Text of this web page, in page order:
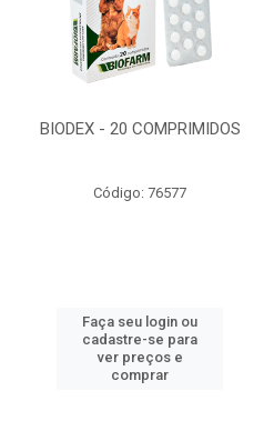
BIODEX - 20 COMPRIMIDOS
Código: 76577
Faça seu login ou
cadastre-se para
ver preços e
comprar